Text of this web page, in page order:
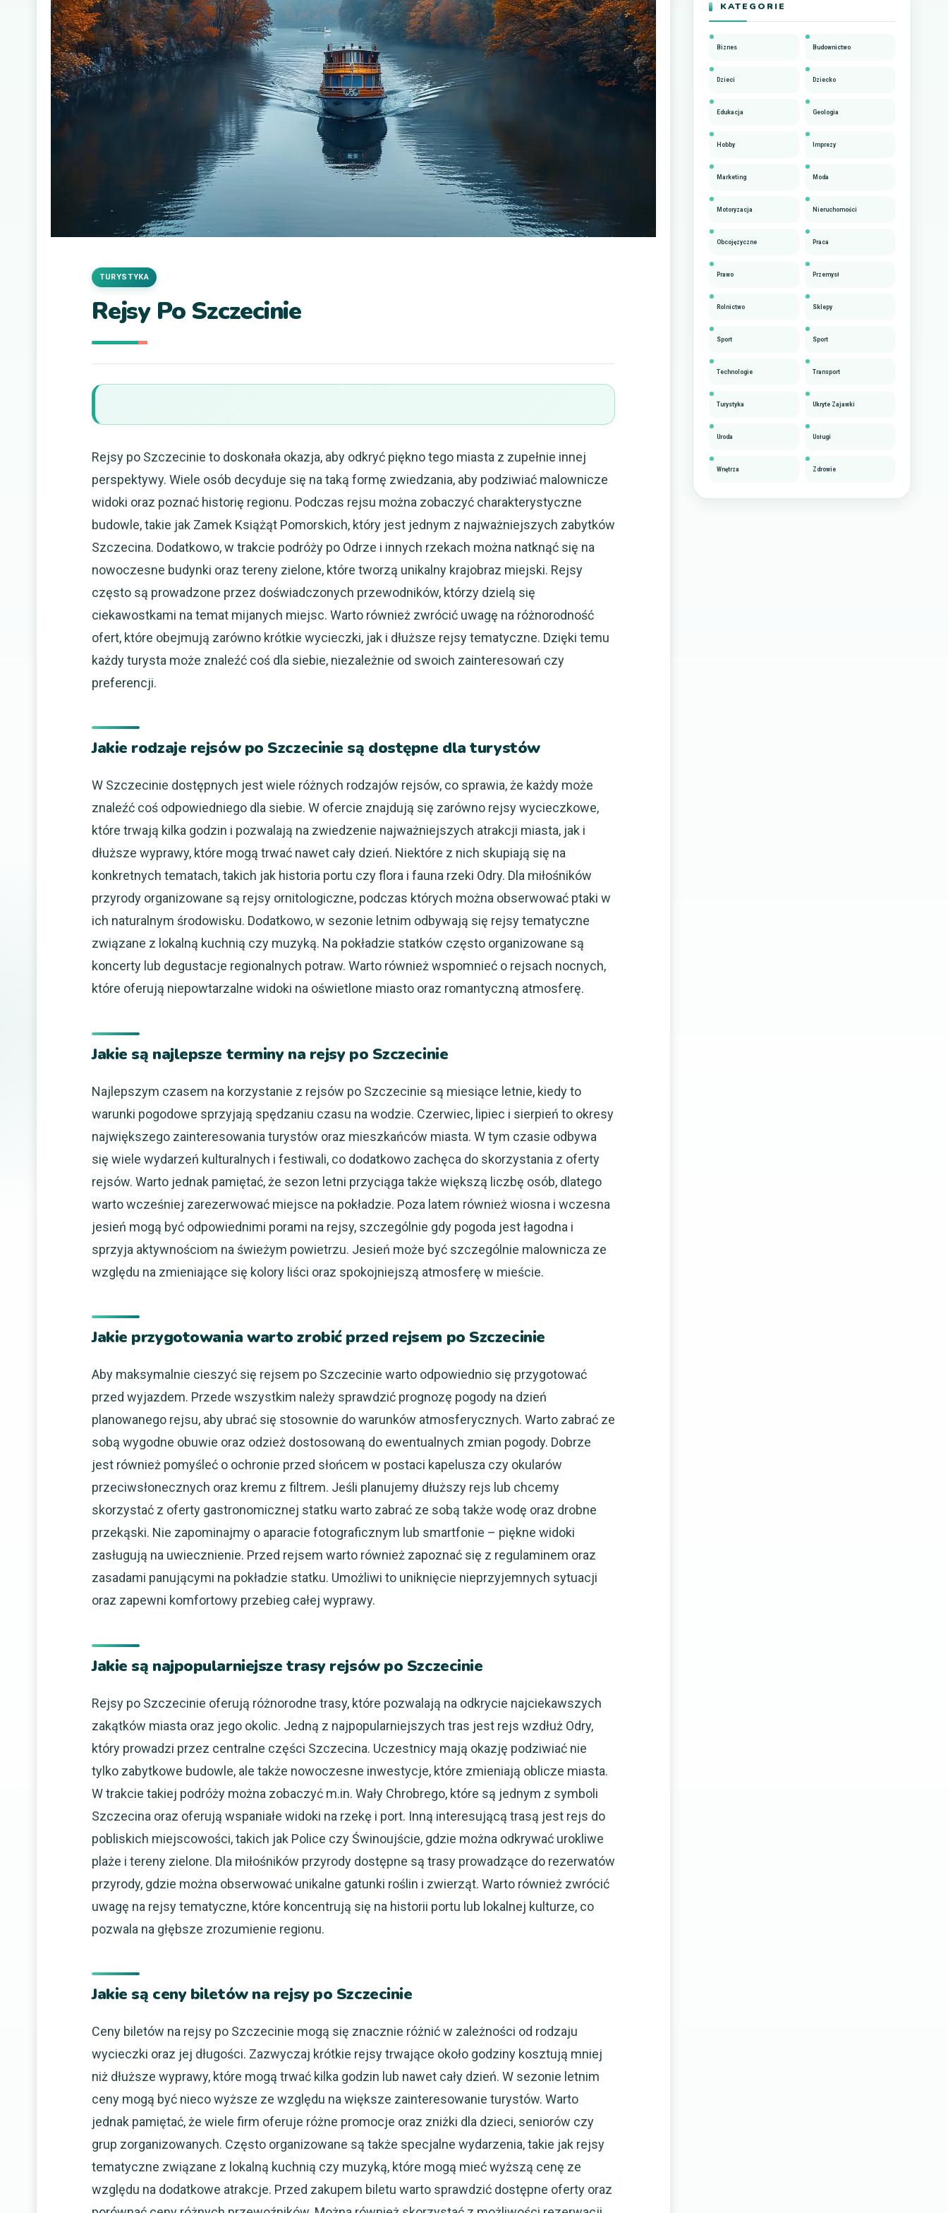
Rejsy Po Szczecinie
TURYSTYKA
Rejsy po Szczecinie to doskonała okazja, aby odkryć piękno tego miasta z zupełnie innej
perspektywy. Wiele osób decyduje się na taką formę zwiedzania, aby podziwiać malownicze
widoki oraz poznać historię regionu. Podczas rejsu można zobaczyć charakterystyczne
budowle, takie jak Zamek Książąt Pomorskich, który jest jednym z najważniejszych zabytków
Szczecina. Dodatkowo, w trakcie podróży po Odrze i innych rzekach można natknąć się na
nowoczesne budynki oraz tereny zielone, które tworzą unikalny krajobraz miejski. Rejsy
często są prowadzone przez doświadczonych przewodników, którzy dzielą się
ciekawostkami na temat mijanych miejsc. Warto również zwrócić uwagę na różnorodność
ofert, które obejmują zarówno krótkie wycieczki, jak i dłuższe rejsy tematyczne. Dzięki temu
każdy turysta może znaleźć coś dla siebie, niezależnie od swoich zainteresowań czy
preferencji.
Jakie rodzaje rejsów po Szczecinie są dostępne dla turystów
W Szczecinie dostępnych jest wiele różnych rodzajów rejsów, co sprawia, że każdy może
znaleźć coś odpowiedniego dla siebie. W ofercie znajdują się zarówno rejsy wycieczkowe,
które trwają kilka godzin i pozwalają na zwiedzenie najważniejszych atrakcji miasta, jak i
dłuższe wyprawy, które mogą trwać nawet cały dzień. Niektóre z nich skupiają się na
konkretnych tematach, takich jak historia portu czy flora i fauna rzeki Odry. Dla miłośników
przyrody organizowane są rejsy ornitologiczne, podczas których można obserwować ptaki w
ich naturalnym środowisku. Dodatkowo, w sezonie letnim odbywają się rejsy tematyczne
związane z lokalną kuchnią czy muzyką. Na pokładzie statków często organizowane są
koncerty lub degustacje regionalnych potraw. Warto również wspomnieć o rejsach nocnych,
które oferują niepowtarzalne widoki na oświetlone miasto oraz romantyczną atmosferę.
Jakie są najlepsze terminy na rejsy po Szczecinie
Najlepszym czasem na korzystanie z rejsów po Szczecinie są miesiące letnie, kiedy to
warunki pogodowe sprzyjają spędzaniu czasu na wodzie. Czerwiec, lipiec i sierpień to okresy
największego zainteresowania turystów oraz mieszkańców miasta. W tym czasie odbywa
się wiele wydarzeń kulturalnych i festiwali, co dodatkowo zachęca do skorzystania z oferty
rejsów. Warto jednak pamiętać, że sezon letni przyciąga także większą liczbę osób, dlatego
warto wcześniej zarezerwować miejsce na pokładzie. Poza latem również wiosna i wczesna
jesień mogą być odpowiednimi porami na rejsy, szczególnie gdy pogoda jest łagodna i
sprzyja aktywnościom na świeżym powietrzu. Jesień może być szczególnie malownicza ze
względu na zmieniające się kolory liści oraz spokojniejszą atmosferę w mieście.
Jakie przygotowania warto zrobić przed rejsem po Szczecinie
Aby maksymalnie cieszyć się rejsem po Szczecinie warto odpowiednio się przygotować
przed wyjazdem. Przede wszystkim należy sprawdzić prognozę pogody na dzień
planowanego rejsu, aby ubrać się stosownie do warunków atmosferycznych. Warto zabrać ze
sobą wygodne obuwie oraz odzież dostosowaną do ewentualnych zmian pogody. Dobrze
jest również pomyśleć o ochronie przed słońcem w postaci kapelusza czy okularów
przeciwsłonecznych oraz kremu z filtrem. Jeśli planujemy dłuższy rejs lub chcemy
skorzystać z oferty gastronomicznej statku warto zabrać ze sobą także wodę oraz drobne
przekąski. Nie zapominajmy o aparacie fotograficznym lub smartfonie – piękne widoki
zasługują na uwiecznienie. Przed rejsem warto również zapoznać się z regulaminem oraz
zasadami panującymi na pokładzie statku. Umożliwi to uniknięcie nieprzyjemnych sytuacji
oraz zapewni komfortowy przebieg całej wyprawy.
Jakie są najpopularniejsze trasy rejsów po Szczecinie
Rejsy po Szczecinie oferują różnorodne trasy, które pozwalają na odkrycie najciekawszych
zakątków miasta oraz jego okolic. Jedną z najpopularniejszych tras jest rejs wzdłuż Odry,
który prowadzi przez centralne części Szczecina. Uczestnicy mają okazję podziwiać nie
tylko zabytkowe budowle, ale także nowoczesne inwestycje, które zmieniają oblicze miasta.
W trakcie takiej podróży można zobaczyć m.in. Wały Chrobrego, które są jednym z symboli
Szczecina oraz oferują wspaniałe widoki na rzekę i port. Inną interesującą trasą jest rejs do
pobliskich miejscowości, takich jak Police czy Świnoujście, gdzie można odkrywać urokliwe
plaże i tereny zielone. Dla miłośników przyrody dostępne są trasy prowadzące do rezerwatów
przyrody, gdzie można obserwować unikalne gatunki roślin i zwierząt. Warto również zwrócić
uwagę na rejsy tematyczne, które koncentrują się na historii portu lub lokalnej kulturze, co
pozwala na głębsze zrozumienie regionu.
Jakie są ceny biletów na rejsy po Szczecinie
Ceny biletów na rejsy po Szczecinie mogą się znacznie różnić w zależności od rodzaju
wycieczki oraz jej długości. Zazwyczaj krótkie rejsy trwające około godziny kosztują mniej
niż dłuższe wyprawy, które mogą trwać kilka godzin lub nawet cały dzień. W sezonie letnim
ceny mogą być nieco wyższe ze względu na większe zainteresowanie turystów. Warto
jednak pamiętać, że wiele firm oferuje różne promocje oraz zniżki dla dzieci, seniorów czy
grup zorganizowanych. Często organizowane są także specjalne wydarzenia, takie jak rejsy
tematyczne związane z lokalną kuchnią czy muzyką, które mogą mieć wyższą cenę ze
względu na dodatkowe atrakcje. Przed zakupem biletu warto sprawdzić dostępne oferty oraz
KATEGORIE
Biznes Budownictwo
Dzieci Dziecko
Edukacja Geologia
Hobby Imprezy
Marketing Moda
Motoryzacja Nieruchomości
Obcojęzyczne Praca
Prawo Przemysł
Rolnictwo Sklepy
Sport Sport
Technologie Transport
Turystyka Ukryte Zajawki
Uroda Usługi
Wnętrza Zdrowie